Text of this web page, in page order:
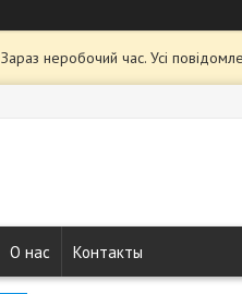
Зараз неробочий час. Усі
О нас Контакты